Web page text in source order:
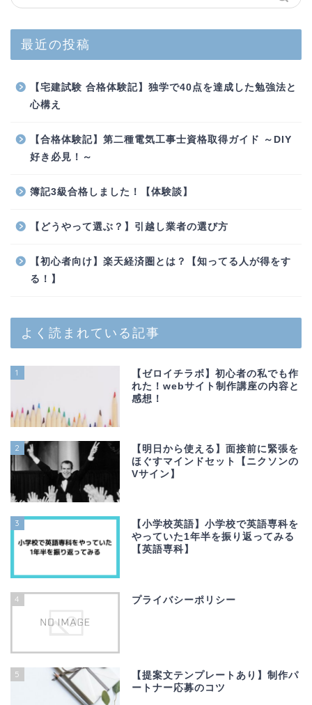
最近の投稿
【宅建試験 合格体験記】独学で40点を達成した勉強法と
心構え
【合格体験記】第二種電気工事士資格取得ガイド ～DIY
好き必見！～
簿記3級合格しました！【体験談】
【どうやって選ぶ？】引越し業者の選び方
【初心者向け】楽天経済圏とは？【知ってる人が得をす
る！】
よく読まれている記事
1
【ゼロイチラボ】初心者の私でも作
れた！webサイト制作講座の内容と
感想！
2
【明日から使える】面接前に緊張を
ほぐすマインドセット【ニクソンの
Vサイン】
3
【小学校英語】小学校で英語専科を
やっていた1年半を振り返ってみる
【英語専科】
4 プライバシーポリシー
5
【提案文テンプレートあり】制作パ
ートナー応募のコツ